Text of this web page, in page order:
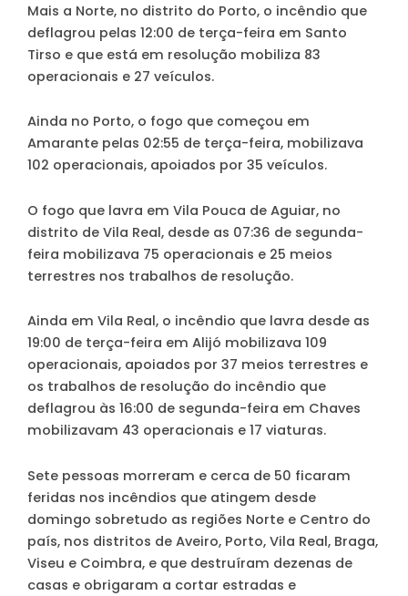
Mais a Norte, no distrito do Porto, o incêndio que
deflagrou pelas 12:00 de terça-feira em Santo
Tirso e que está em resolução mobiliza 83
operacionais e 27 veículos.
Ainda no Porto, o fogo que começou em
Amarante pelas 02:55 de terça-feira, mobilizava
102 operacionais, apoiados por 35 veículos.
O fogo que lavra em Vila Pouca de Aguiar, no
distrito de Vila Real, desde as 07:36 de segunda-
feira mobilizava 75 operacionais e 25 meios
terrestres nos trabalhos de resolução.
Ainda em Vila Real, o incêndio que lavra desde as
19:00 de terça-feira em Alijó mobilizava 109
operacionais, apoiados por 37 meios terrestres e
os trabalhos de resolução do incêndio que
deflagrou às 16:00 de segunda-feira em Chaves
mobilizavam 43 operacionais e 17 viaturas.
Sete pessoas morreram e cerca de 50 ficaram
feridas nos incêndios que atingem desde
domingo sobretudo as regiões Norte e Centro do
país, nos distritos de Aveiro, Porto, Vila Real, Braga,
Viseu e Coimbra, e que destruíram dezenas de
casas e obrigaram a cortar estradas e